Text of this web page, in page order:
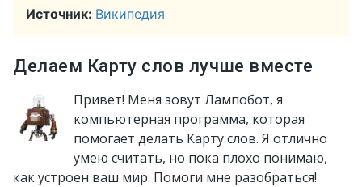
Источник: Википедия
Делаем Карту слов лучше вместе
Привет! Меня зовут Лампобот, я
компьютерная программа, которая
помогает делать Карту слов. Я отлично
умею считать, но пока плохо понимаю,
как устроен ваш мир. Помоги мне разобраться!